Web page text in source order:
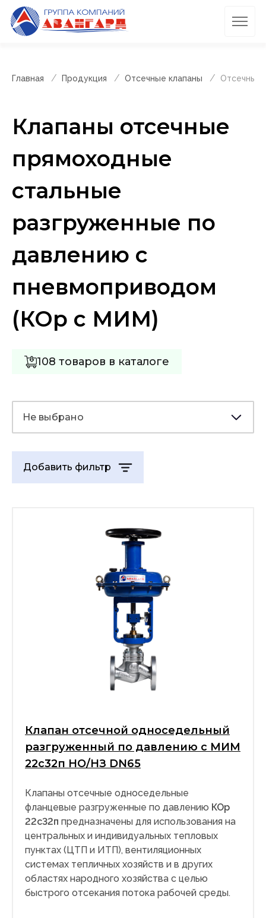
Главная Продукция Отсечные клапаны Отсечные
Клапаны отсечные
прямоходные
стальные
разгруженные по
давлению с
пневмоприводом
(КОр с МИМ)
108 товаров в каталоге
Не выбрано
Добавить фильтр
Клапан отсечной односедельный
разгруженный по давлению с МИМ
22с32п НО/НЗ DN65
Клапаны отсечные односедельные
фланцевые разгруженные по давлению КОр
22с32п предназначены для использования на
центральных и индивидуальных тепловых
пунктах (ЦТП и ИТП), вентиляционных
системах тепличных хозяйств и в других
областях народного хозяйства с целью
быстрого отсекания потока рабочей среды.